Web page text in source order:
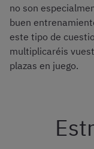
no son
buen
este tipo de
multiplicaréis
plazas en juego.